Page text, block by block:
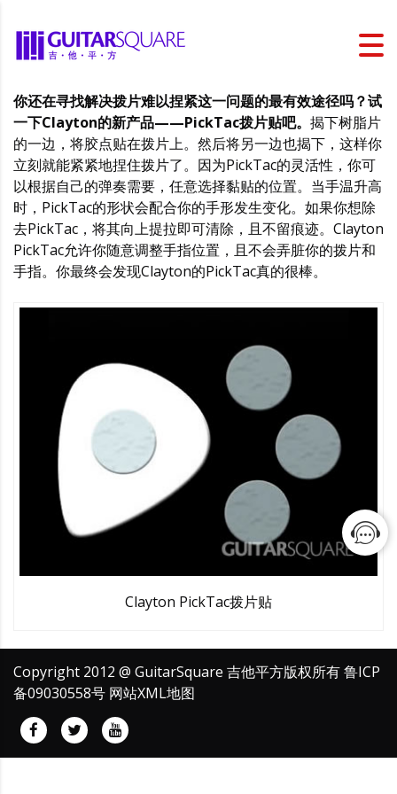
你还在寻找解决拨片难以捏紧这一问题的最有效途径吗？试
一下Clayton的新产品——PickTac拨片贴吧。 揭下树脂片
的一边，将胶点贴在拨片上。然后将另一边也揭下，这样你
立刻就能紧紧地捏住拨片了。因为PickTac的灵活性，你可
以根据自己的弹奏需要，任意选择黏贴的位置。当手温升高
时，PickTac的形状会配合你的手形发生变化。如果你想除
去PickTac，将其向上提拉即可清除，且不留痕迹。Clayton
PickTac允许你随意调整手指位置，且不会弄脏你的拨片和
手指。你最终会发现Clayton的PickTac真的很棒。
Clayton PickTac拨片贴
Copyright 2012 @ GuitarSquare 吉他平方版权所有鲁ICP
备09030558号 网站XML地图